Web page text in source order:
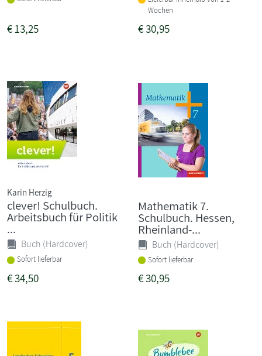
€13,25
Wochen
€30,95
Karin Herzig
clever! Schulbuch.
Arbeitsbuch für Politik
...
Buch (Hardcover)
Sofort lieferbar
€34,50
Mathematik 7.
Schulbuch. Hessen,
Rheinland-...
Buch (Hardcover)
Sofort lieferbar
€30,95